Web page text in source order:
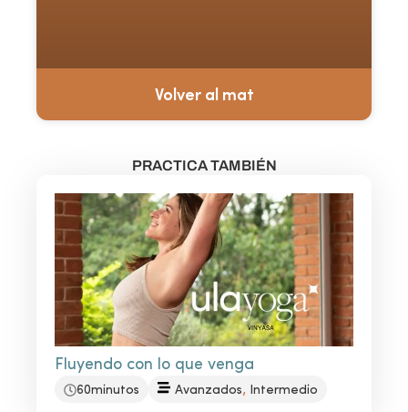
Volver al mat
PRACTICA TAMBIÉN
Fluyendo con lo que venga
60minutos Avanzados, Intermedio